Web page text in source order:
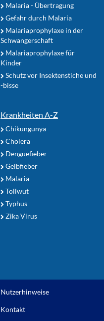
Malaria - Übertragung
Gefahr durch Malaria
Malariaprophylaxe in der
Schwangerschaft
Malariaprophylaxe für
Kinder
Schutz vor Insektenstiche und
-bisse
Krankheiten A-Z
Chikungunya
Cholera
Denguefieber
Gelbfieber
Malaria
Tollwut
Typhus
Zika Virus
Nutzerhinweise
Kontakt